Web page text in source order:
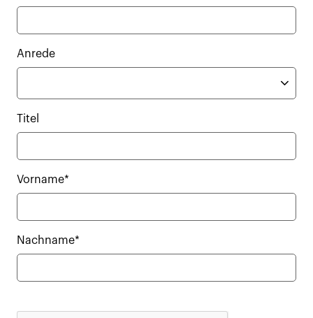
Anrede
Titel
Vorname*
Nachname*